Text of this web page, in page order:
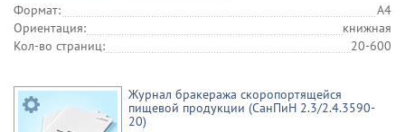
Формат:
А4
Ориентация:
книжная
Кол-во страниц:
20-600
Журнал бракеража скоропортящейся
пищевой продукции (СанПиН 2.3/2.4.3590-
20)